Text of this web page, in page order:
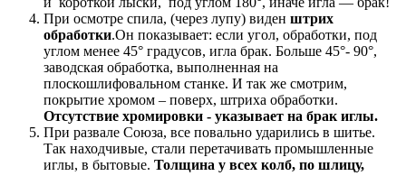
При осмотре спила, (через лупу) виден штрих
обработки.Он показывает: если угол, обработки, под
углом менее 45° градусов, игла брак. Больше 45°- 90°,
заводская обработка, выполненная на
плоскошлифовальном станке. И так же смотрим,
покрытие хромом – поверх, штриха обработки.
Отсутствие хромировки - указывает на брак иглы.
При развале Союза, все повально ударились в шитье.
Так находчивые, стали перетачивать промышленные
иглы, в бытовые. Толщина у всех колб, по шлицу,